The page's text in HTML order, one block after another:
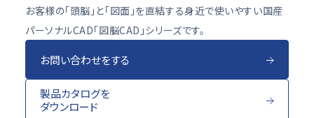
お客様の「頭脳」と「図面」を直結する身近で使いやすい国産
パーソナルCAD「図脳CAD」シリーズです。
お問い合わせをする
製品カタログを
ダウンロード